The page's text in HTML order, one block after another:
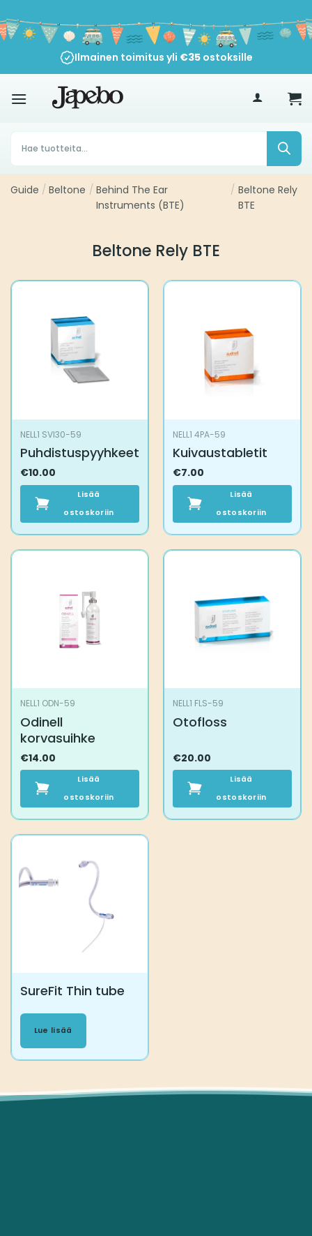
sisältöön
Ilmainen toimitus yli €35ostoksille
Products
search
Guide / Beltone / Behind The Ear
Instruments (BTE)
/ Beltone Rely
BTE
Beltone Rely BTE
NELL1 SVI30-59
Puhdistuspyyhkeet
€10.00
Lisää
ostoskoriin
NELL1 4PA-59
Kuivaustabletit
€7.00
Lisää
ostoskoriin
NELL1 ODN-59
Odinell
korvasuihke
€14.00
Lisää
ostoskoriin
NELL1 FLS-59
Otofloss
€20.00
Lisää
ostoskoriin
SureFit Thin tube
Lue lisää